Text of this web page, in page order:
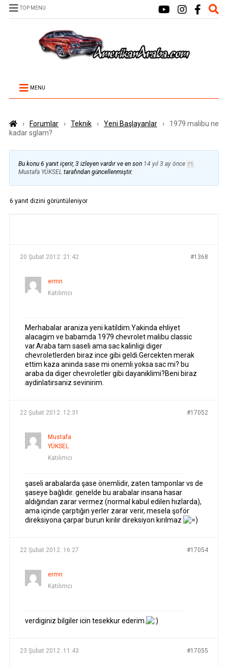
TOP MENU
MENU
› Forumlar › Teknik › Yeni Başlayanlar ›
1979 malibu ne
kadar sglam?
Bu konu 6 yanıt içerir, 3 izleyen vardır ve en son 14 yıl 3 ay önce
Mustafa YÜKSELtarafından güncellenmiştir.
6 yanıt dizini görüntüleniyor
20 Şubat 2012: 21:42 #1368
ermn
Katılımcı
Merhabalar araniza yeni katildim.Yakinda ehliyet
alacagim ve babamda 1979 chevrolet malibu classic
var.Araba tam saseli ama sac kalinligi diger
chevroletlerden biraz ince gibi geldi.Gercekten merak
ettim kaza aninda sase mi onemli yoksa sac mi? bu
araba da diger chevroletler gibi dayaniklimi?Beni biraz
aydinlatirsaniz sevinirim.
22 Şubat 2012: 12:31 #17052
Mustafa
YÜKSEL
Katılımcı
şaseli arabalarda şase önemlidir, zaten tamponlar vs de
şaseye bağlıdır. genelde bu arabalar insana hasar
aldığından zarar vermez (normal kabul edilen hızlarda),
ama içinde çarptığın yerler zarar verir, mesela şoför
direksiyona çarpar burun kırılır direksiyon kırılmaz
22 Şubat 2012: 16:27 #17054
ermn
Katılımcı
verdiginiz bilgiler icin tesekkur ederim.
23 Şubat 2012: 11:43 #17055